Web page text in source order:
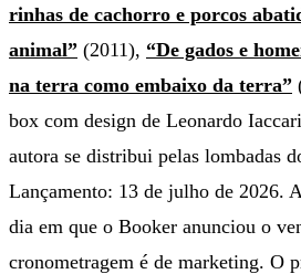
rinhas de cachorro e porcos
animal” (2011), “De gados e
na terra como embaixo da terra”
box com design de Leonardo
autora se distribui pelas lombadas
Lançamento: 13 de julho de 2026.
dia em que o Booker anunciou o
cronometragem é de marketing. O